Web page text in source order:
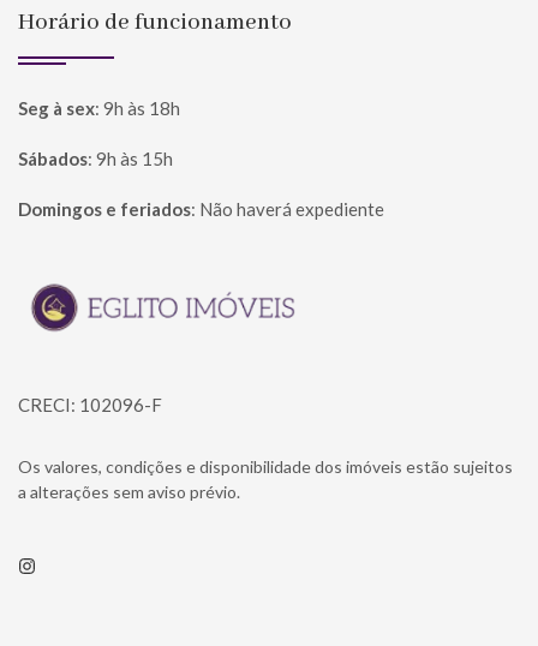
Horário de funcionamento
Seg à sex: 9h às 18h
Sábados: 9h às 15h
Domingos e feriados: Não haverá expediente
Página inicial
CRECI: 102096-F
Os valores, condições e disponibilidade dos imóveis estão sujeitos
a alterações sem aviso prévio.
Instagram